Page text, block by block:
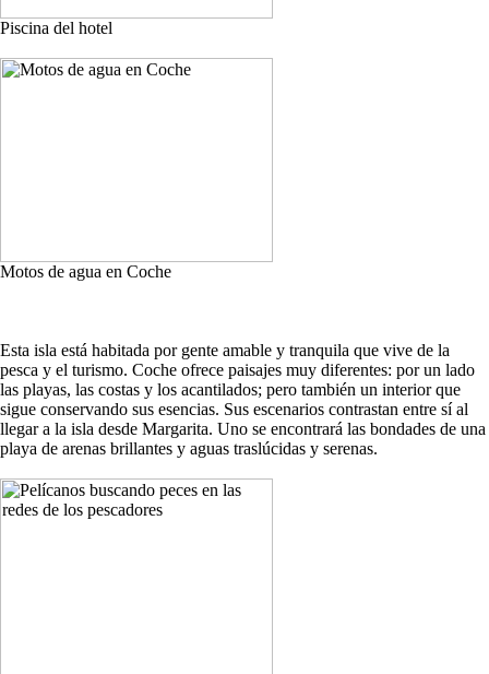
Piscina del hotel
Motos de agua en Coche
Esta isla está habitada por gente amable y tranquila que vive de la
pesca y el turismo. Coche ofrece paisajes muy diferentes: por un lado
las playas, las costas y los acantilados; pero también un interior que
sigue conservando sus esencias. Sus escenarios contrastan entre sí al
llegar a la isla desde Margarita. Uno se encontrará las bondades de una
playa de arenas brillantes y aguas traslúcidas y serenas.